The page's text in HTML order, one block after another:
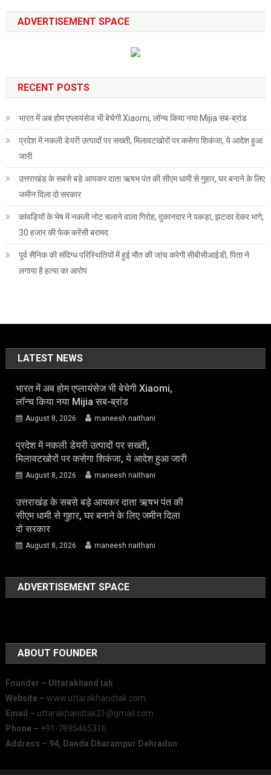
ADVERTISEMENT SPACE
RECENT POSTS
भारत में अब होम एप्लायंसेज भी बेचेगी Xiaomi, लॉन्च किया नया Mijia सब-ब्रांड
प्रदेश में नकली डेयरी उत्पादों पर सख्ती, मिलावटखोरों पर कसेगा शिकंजा, ये आदेश हुआ
जारी
उत्तराखंड के सबसे बड़े आयकर दाता ऋषभ पंत की सीएम धामी से गुहार, घर बनाने के लिए
जमीन दिला दो सरकार
कांवड़ियों के भेष में नकली नोट चलाने वाला गिरोह, दुकानदार ने पकड़ा, झटका देकर भागे,
30 हजार की फेक करेंसी बरामद
पूर्व सैनिक की संदिग्ध परिस्थितियों में हुई मौत की जांच करेगी सीबीसीआईडी, पिता ने
लगाया है हत्या का आरोप
LATEST NEWS
भारत में अब होम एप्लायंसेज भी बेचेगी Xiaomi,
लॉन्च किया नया Mijia सब-ब्रांड
August 8, 2026 maneesh naithani
प्रदेश में नकली डेयरी उत्पादों पर सख्ती,
मिलावटखोरों पर कसेगा शिकंजा, ये आदेश हुआ जारी
August 8, 2026 maneesh naithani
उत्तराखंड के सबसे बड़े आयकर दाता ऋषभ पंत की
सीएम धामी से गुहार, घर बनाने के लिए जमीन दिला
दो सरकार
August 8, 2026 maneesh naithani
ADVERTISEMENT SPACE
ABOUT FOUNDER
Founder – Uttarakhand tak
Website – www.uttarakhandtak.com
Email – uttarakhandtak21@gmail.com
Phone – +91-7895465316
Address – 94, Danda Dharampur Dehradun